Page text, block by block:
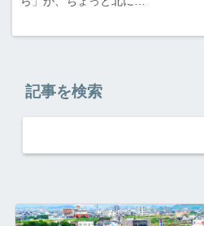
記事を検索